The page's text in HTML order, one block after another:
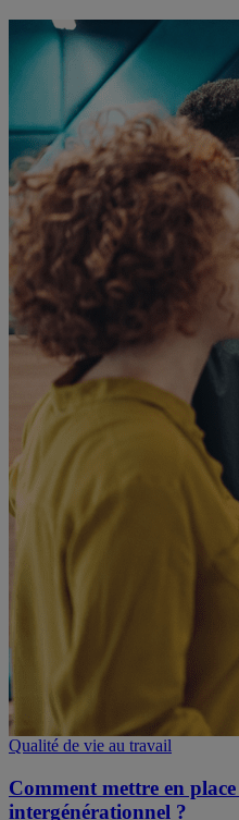
Qualité de vie au travail
Comment mettre en
intergénérationnel ?